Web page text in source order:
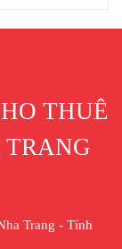
THUÊ
Trang - Tỉnh